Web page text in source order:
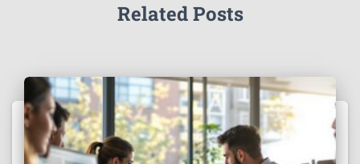
Related Posts